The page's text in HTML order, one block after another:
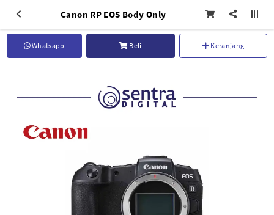
Canon RP EOS Body Only
Whatsapp Beli Keranjang